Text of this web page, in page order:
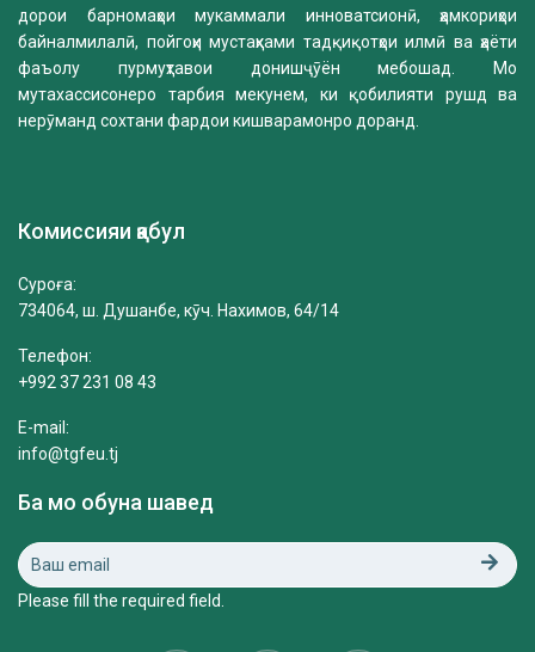
дорои барномаҳои мукаммали инноватсионӣ, ҳамкориҳои
байналмилалӣ, пойгоҳи мустаҳками тадқиқотҳои илмӣ ва ҳаёти
фаъолу пурмуҳтавои донишҷӯён мебошад. Мо
мутахассисонеро тарбия мекунем, ки қобилияти рушд ва
нерӯманд сохтани фардои кишварамонро доранд.
Комиссияи қабул
Суроға:
734064, ш. Душанбе, кӯч. Нахимов, 64/14
Телефон:
+992 37 231 08 43
E-mail:
info@tgfeu.tj
Ба мо обуна шавед
Please fill the required field.